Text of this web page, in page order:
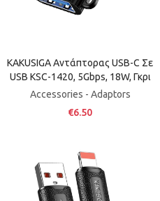
KAKUSIGA Αντάπτορας USB-C Σε
USB KSC-1420, 5Gbps, 18W, Γκρι
Accessories - Adaptors
€6.50